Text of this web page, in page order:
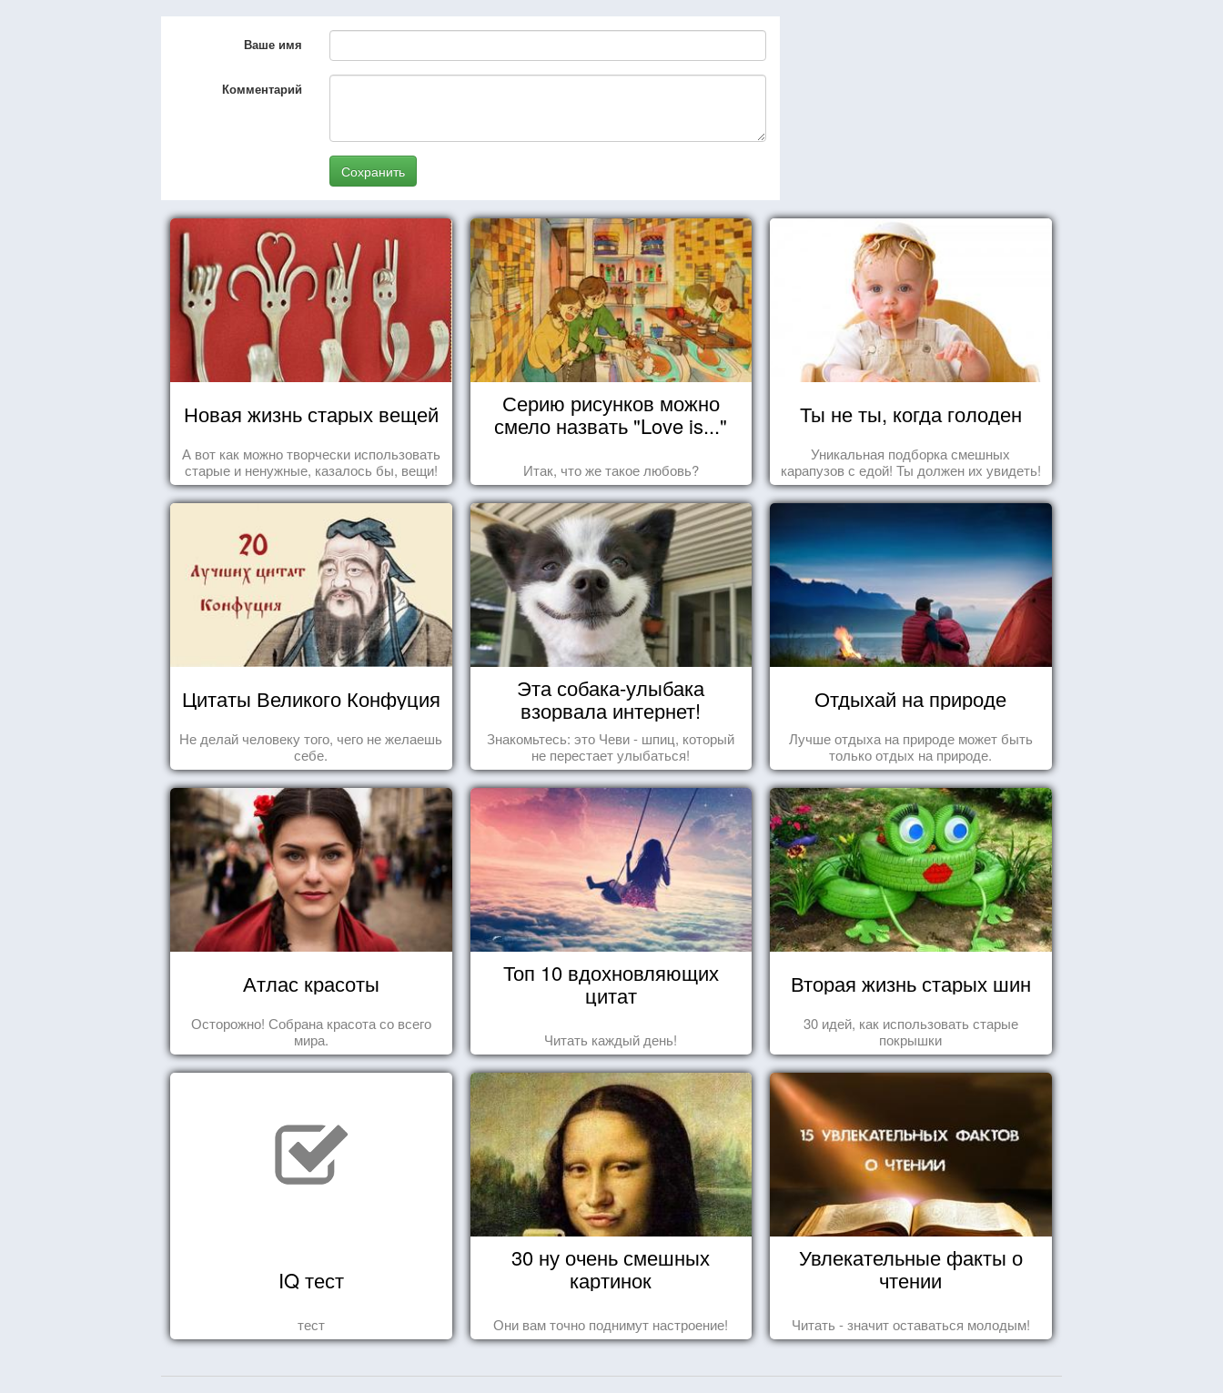
Ваше имя
Комментарий
Сохранить
Новая жизнь старых вещей
А вот как можно творчески использовать
старые и ненужные, казалось бы, вещи!
Серию рисунков можно
смело назвать "Love is..."
Итак, что же такое любовь?
Ты не ты, когда голоден
Уникальная подборка смешных
карапузов с едой! Ты должен их увидеть!
Цитаты Великого Конфуция
Не делай человеку того, чего не желаешь
себе.
Эта собака-улыбака
взорвала интернет!
Знакомьтесь: это Чеви - шпиц, который
не перестает улыбаться!
Отдыхай на природе
Лучше отдыха на природе может быть
только отдых на природе.
Атлас красоты
Осторожно! Собрана красота со всего
мира.
Топ 10 вдохновляющих
цитат
Читать каждый день!
Вторая жизнь старых шин
30 идей, как использовать старые
покрышки
IQ тест
тест
30 ну очень смешных
картинок
Они вам точно поднимут настроение!
Увлекательные факты о
чтении
Читать - значит оставаться молодым!